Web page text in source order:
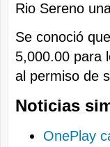
Rio Sereno
Se conoció
5,000.00 para
al permiso de
Noticias
OnePlay